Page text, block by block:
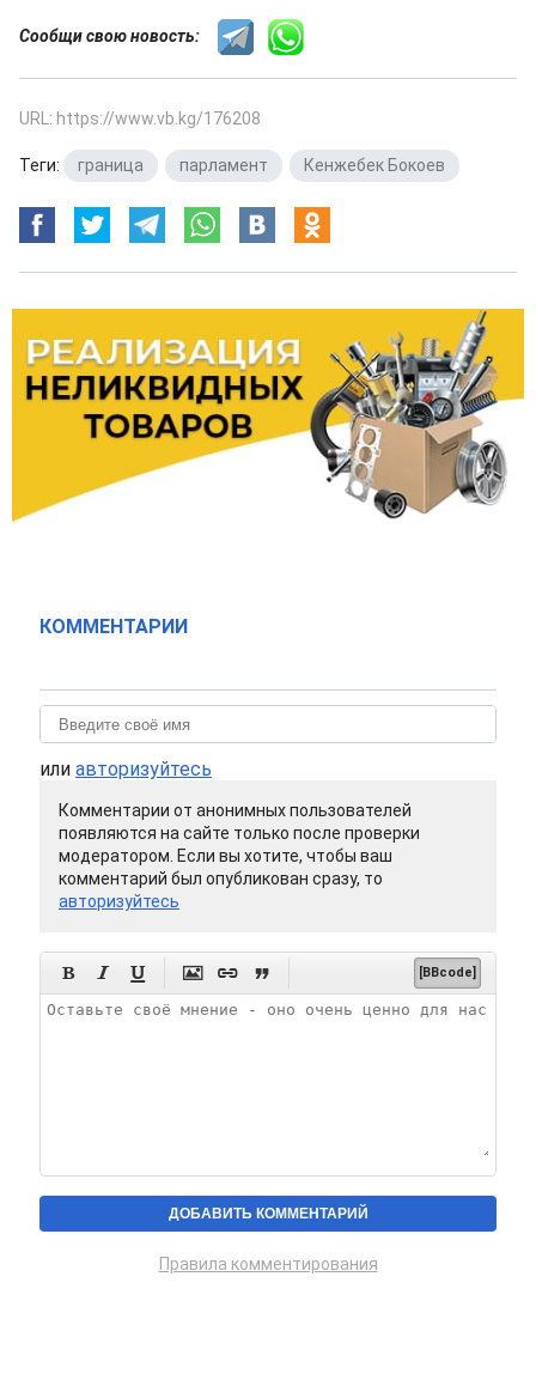
Сообщи свою новость:
URL: https://www.vb.kg/176208
Теги: граница парламент Кенжебек Бокоев
КОММЕНТАРИИ
или авторизуйтесь
Комментарии от анонимных пользователей
появляются на сайте только после проверки
модератором. Если вы хотите, чтобы ваш
комментарий был опубликован сразу, то
авторизуйтесь
      [BBcode]
Правила комментирования